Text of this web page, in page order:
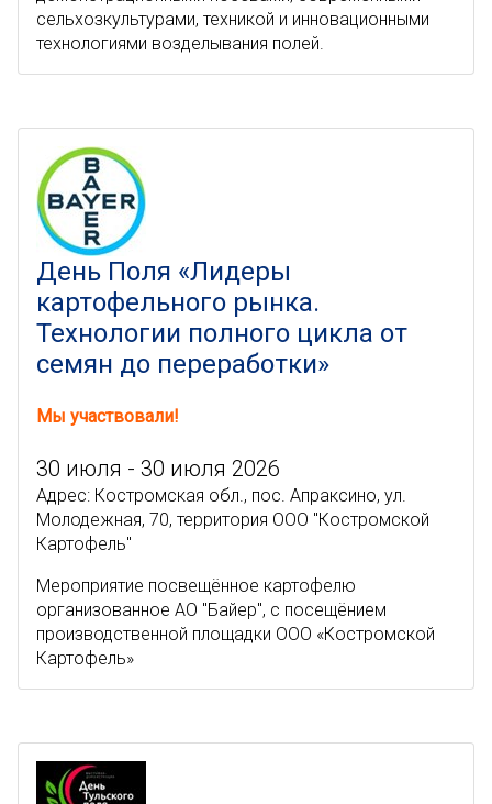
сельхозкультурами, техникой и инновационными
технологиями возделывания полей.
День Поля «Лидеры
картофельного рынка.
Технологии полного цикла от
семян до переработки»
Мы участвовали!
30 июля - 30 июля 2026
Адрес: Костромская обл., пос. Апраксино, ул.
Молодежная, 70, территория ООО "Костромской
Картофель"
Мероприятие посвещённое картофелю
организованное АО "Байер", с посещёнием
производственной площадки ООО «Костромской
Картофель»